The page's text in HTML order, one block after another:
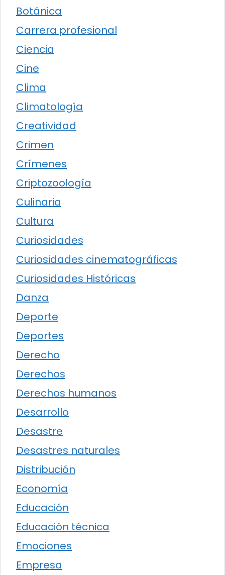
Botánica
Carrera profesional
Ciencia
Cine
Clima
Climatología
Creatividad
Crimen
Crímenes
Criptozoología
Culinaria
Cultura
Curiosidades
Curiosidades cinematográficas
Curiosidades Históricas
Danza
Deporte
Deportes
Derecho
Derechos
Derechos humanos
Desarrollo
Desastre
Desastres naturales
Distribución
Economía
Educación
Educación técnica
Emociones
Empresa